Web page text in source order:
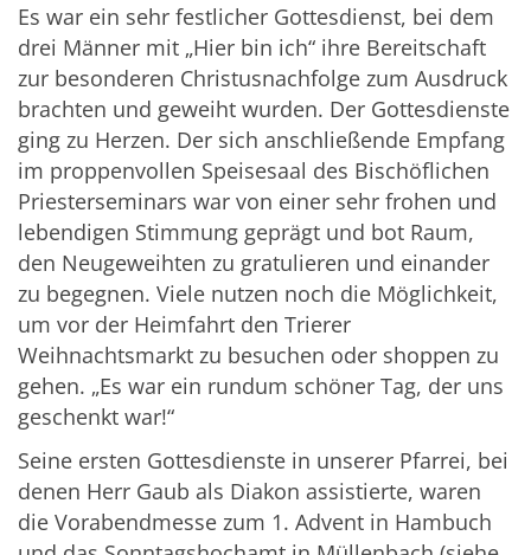
Es war ein sehr festlicher Gottesdienst, bei dem
drei Männer mit „Hier bin ich“ ihre Bereitschaft
zur besonderen Christusnachfolge zum Ausdruck
brachten und geweiht wurden. Der Gottesdienste
ging zu Herzen. Der sich anschließende Empfang
im proppenvollen Speisesaal des Bischöflichen
Priesterseminars war von einer sehr frohen und
lebendigen Stimmung geprägt und bot Raum,
den Neugeweihten zu gratulieren und einander
zu begegnen. Viele nutzen noch die Möglichkeit,
um vor der Heimfahrt den Trierer
Weihnachtsmarkt zu besuchen oder shoppen zu
gehen. „Es war ein rundum schöner Tag, der uns
geschenkt war!“
Seine ersten Gottesdienste in unserer Pfarrei, bei
denen Herr Gaub als Diakon assistierte, waren
die Vorabendmesse zum 1. Advent in Hambuch